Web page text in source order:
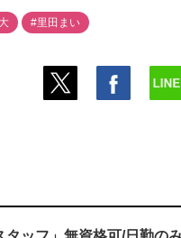
#里田まい